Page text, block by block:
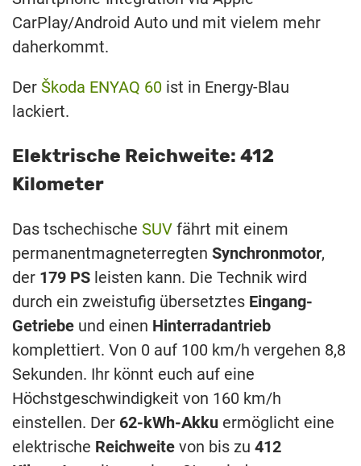
CarPlay/Android Auto und mit vielem mehr
daherkommt.
Der Škoda ENYAQ 60 ist in Energy-Blau
lackiert.
Elektrische Reichweite: 412
Kilometer
Das tschechische SUV fährt mit einem
permanentmagneterregten Synchronmotor,
der 179 PS leisten kann. Die Technik wird
durch ein zweistufig übersetztes Eingang-
Getriebe und einen Hinterradantrieb
komplettiert. Von 0 auf 100 km/h vergehen 8,8
Sekunden. Ihr könnt euch auf eine
Höchstgeschwindigkeit von 160 km/h
einstellen. Der 62-kWh-Akku ermöglicht eine
elektrische Reichweite von bis zu 412